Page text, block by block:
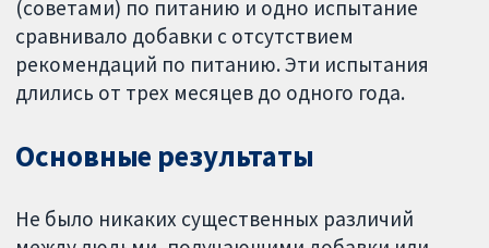
(советами) по питанию и одно испытание
сравнивало добавки с отсутствием
рекомендаций по питанию. Эти испытания
длились от трех месяцев до одного года.
Основные результаты
Не было никаких существенных различий